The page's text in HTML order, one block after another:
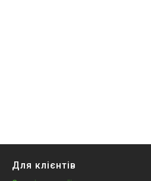
Для клієнтів